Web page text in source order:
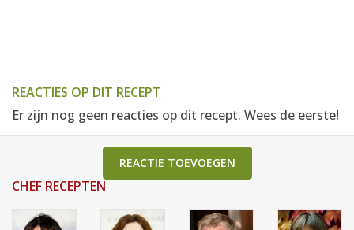
REACTIES OP DIT RECEPT
Er zijn nog geen reacties op dit recept. Wees de eerste!
REACTIE TOEVOEGEN
CHEF RECEPTEN